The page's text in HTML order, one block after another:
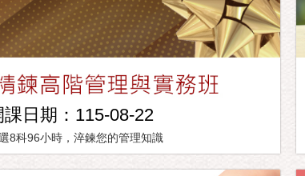
課日期：115-08-22
8科96小時，淬鍊您的管理知識